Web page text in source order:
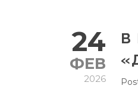
24
ФЕВ
2026
В